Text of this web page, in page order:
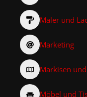
Maler und
Marketing
Markisen
Möbel und